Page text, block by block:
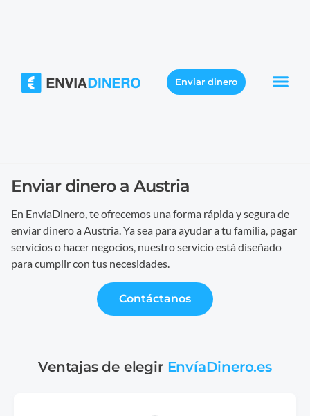
Enviar dinero
Enviar dinero a Austria
En EnvíaDinero, te ofrecemos una forma rápida y segura de
enviar dinero a Austria. Ya sea para ayudar a tu familia, pagar
servicios o hacer negocios, nuestro servicio está diseñado
para cumplir con tus necesidades.
Contáctanos
Ventajas de elegir EnvíaDinero.es